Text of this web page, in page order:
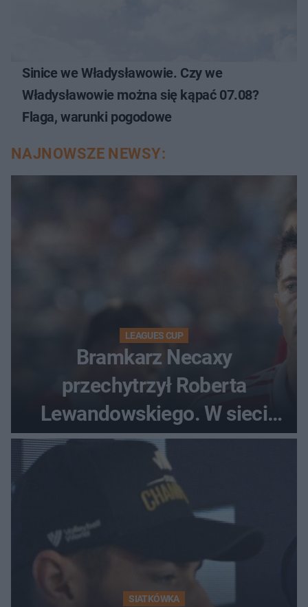
Sinice we Władysławowie. Czy we
Władysławowie można się kąpać 07.08?
Flaga, warunki pogodowe
NAJNOWSZE NEWSY:
LEAGUES CUP
Bramkarz Necaxy
przechytrzył Roberta
Lewandowskiego. W sieci
krąży wideo z tego pojedynku
SIATKÓWKA